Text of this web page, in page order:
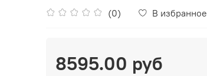
(0) В избранное
8595.00 руб